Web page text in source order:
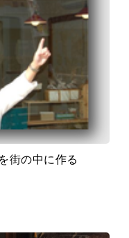
街の中に作る